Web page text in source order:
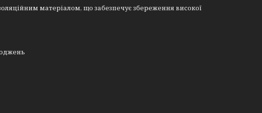
матеріалом, що забезпечує збереження високої